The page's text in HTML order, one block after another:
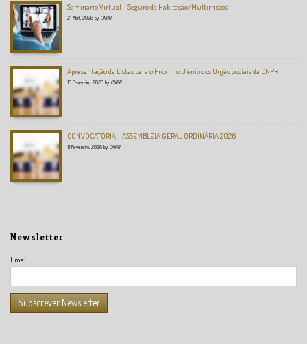
Seminário Virtual – Seguro de Habitação/Multirriscos
21 Abril, 2026 by CNPR
Apresentação de Listas para o Próximo Biénio dos Orgão Sociais da CNPR
18 Fevereiro, 2026 by CNPR
CONVOCATÓRIA – ASSEMBLEIA GERAL ORDINÁRIA 2026
11 Fevereiro, 2026 by CNPR
Newsletter
Email